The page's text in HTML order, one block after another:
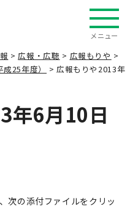
メニュー
>広報・広聴 > 広報もりや >
25年度）
> 広報もりや2013年
年6月10日
次の添付ファイルをクリッ